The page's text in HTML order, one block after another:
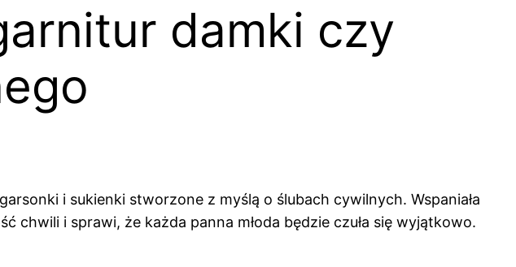
damki czy
i sukienki stworzone z myślą o ślubach cywilnych. Wspaniała
chwili i sprawi, że każda panna młoda będzie czuła się wyjątkowo.